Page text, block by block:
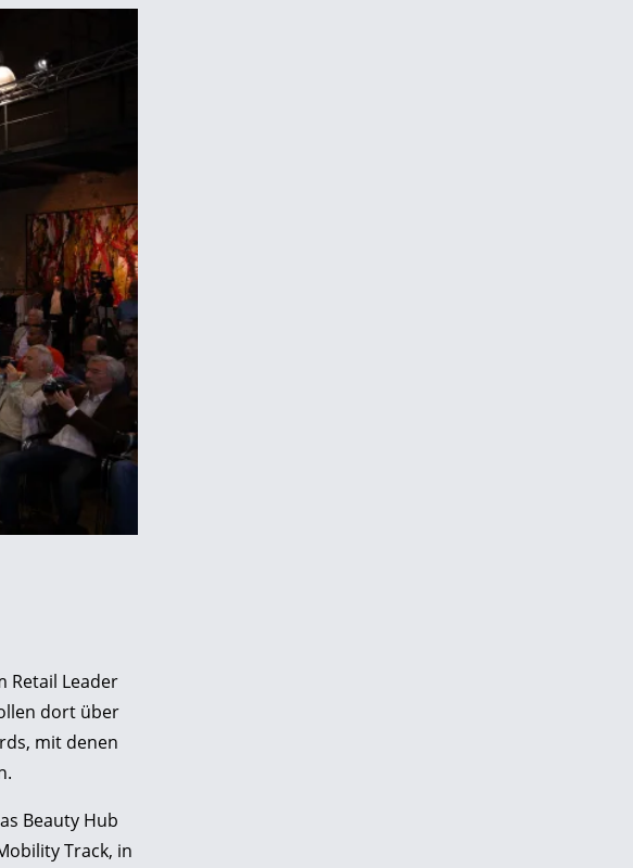
Retail Leader
dort über
mit denen
Beauty Hub
Track, in